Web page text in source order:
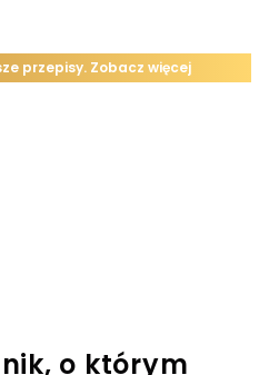
o którym